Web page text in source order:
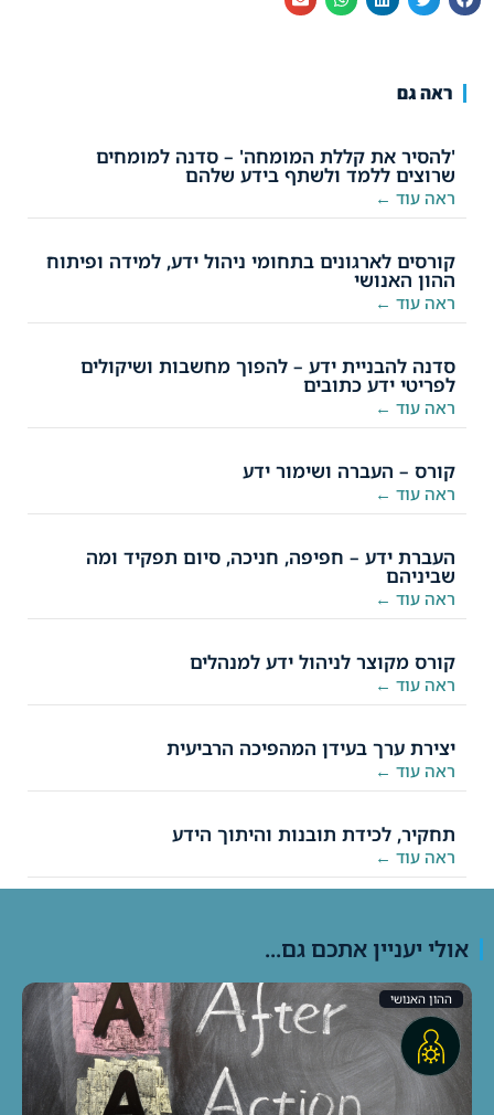
ראה גם
'להסיר את קללת המומחה' – סדנה למומחים
שרוצים ללמד ולשתף בידע שלהם
ראה עוד ←
קורסים לארגונים בתחומי ניהול ידע, למידה ופיתוח
ההון האנושי
ראה עוד ←
סדנה להבניית ידע – להפוך מחשבות ושיקולים
לפריטי ידע כתובים
ראה עוד ←
קורס – העברה ושימור ידע
ראה עוד ←
העברת ידע – חפיפה, חניכה, סיום תפקיד ומה
שביניהם
ראה עוד ←
קורס מקוצר לניהול ידע למנהלים
ראה עוד ←
יצירת ערך בעידן המהפיכה הרביעית
ראה עוד ←
תחקיר, לכידת תובנות והיתוך הידע
ראה עוד ←
ההון האנושי
אולי יעניין אתכם גם...